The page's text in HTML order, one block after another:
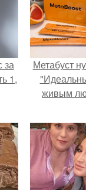
за
1,
Метабуст
живым